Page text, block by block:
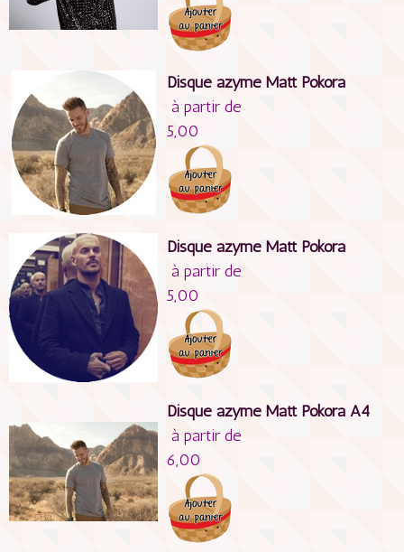
Disque azyme Matt Pokora
à partir de
5,00
Disque azyme Matt Pokora
à partir de
5,00
Disque azyme Matt Pokora A4
à partir de
6,00